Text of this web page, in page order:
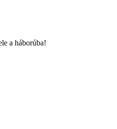
a háborúba!